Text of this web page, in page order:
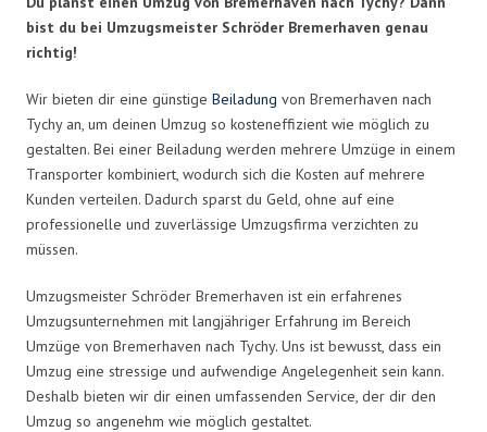
bist du bei Umzugsmeister Schröder Bremerhaven genau
richtig!
Wir bieten dir eine günstige Beiladung von Bremerhaven nach
Tychy an, um deinen Umzug so kosteneffizient wie möglich zu
gestalten. Bei einer Beiladung werden mehrere Umzüge in einem
Transporter kombiniert, wodurch sich die Kosten auf mehrere
Kunden verteilen. Dadurch sparst du Geld, ohne auf eine
professionelle und zuverlässige Umzugsfirma verzichten zu
müssen.
Umzugsmeister Schröder Bremerhaven ist ein erfahrenes
Umzugsunternehmen mit langjähriger Erfahrung im Bereich
Umzüge von Bremerhaven nach Tychy. Uns ist bewusst, dass ein
Umzug eine stressige und aufwendige Angelegenheit sein kann.
Deshalb bieten wir dir einen umfassenden Service, der dir den
Umzug so angenehm wie möglich gestaltet.